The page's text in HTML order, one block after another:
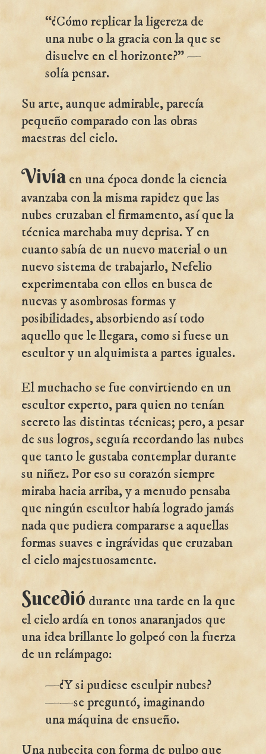
“¿Cómo replicar la ligereza de
una nube o la gracia con la que se
disuelve en el horizonte?" —
solía pensar.
Su arte, aunque admirable, parecía
pequeño comparado con las obras
maestras del cielo.
Vivía en una época donde la ciencia
avanzaba con la misma rapidez que las
nubes cruzaban el firmamento, así que la
técnica marchaba muy deprisa. Y en
cuanto sabía de un nuevo material o un
nuevo sistema de trabajarlo, Nefelio
experimentaba con ellos en busca de
nuevas y asombrosas formas y
posibilidades, absorbiendo así todo
aquello que le llegara, como si fuese un
escultor y un alquimista a partes iguales.
El muchacho se fue convirtiendo en un
escultor experto, para quien no tenían
secreto las distintas técnicas; pero, a pesar
de sus logros, seguía recordando las nubes
que tanto le gustaba contemplar durante
su niñez. Por eso su corazón siempre
miraba hacia arriba, y a menudo pensaba
que ningún escultor había logrado jamás
nada que pudiera compararse a aquellas
formas suaves e ingrávidas que cruzaban
el cielo majestuosamente.
Sucedió durante una tarde en la que
el cielo ardía en tonos anaranjados que
una idea brillante lo golpeó con la fuerza
de un relámpago:
—¿Y si pudiese esculpir nubes?
——se preguntó, imaginando
una máquina de ensueño.
Una nubecita con forma de pulpo que